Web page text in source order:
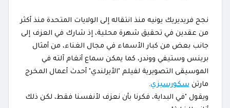
نجح فريديريك يونيه منذ انتقاله إلى الولايات المتحدة منذ أكثر
من عقدين في تحقيق شهرة محلية، إذ شارك في العزف إلى
جانب بعض من كبار الأسماء في مجال الغناء، من أمثال
برينس وستيفي ووندر، كما يمكن سماع أنغام آلته في
الموسيقى التصويرية لفيلم "الأيرلندي" أحدث أعمال المخرج
مارتنسكورسيزي.
ويقول "في البداية، فكرنا بأن نعزف لأنفسنا فقط، لكن ذلك